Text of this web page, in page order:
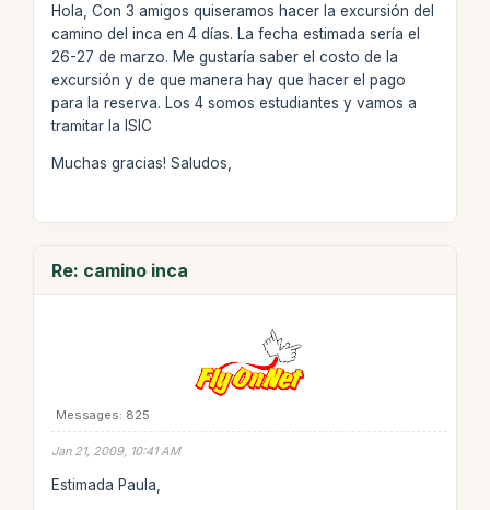
Hola, Con 3 amigos quiseramos hacer la excursión del
camino del inca en 4 días. La fecha estimada sería el
26-27 de marzo. Me gustaría saber el costo de la
excursión y de que manera hay que hacer el pago
para la reserva. Los 4 somos estudiantes y vamos a
tramitar la ISIC
Muchas gracias! Saludos,
Re: camino inca
Messages: 825
Jan 21, 2009, 10:41 AM
Estimada Paula,